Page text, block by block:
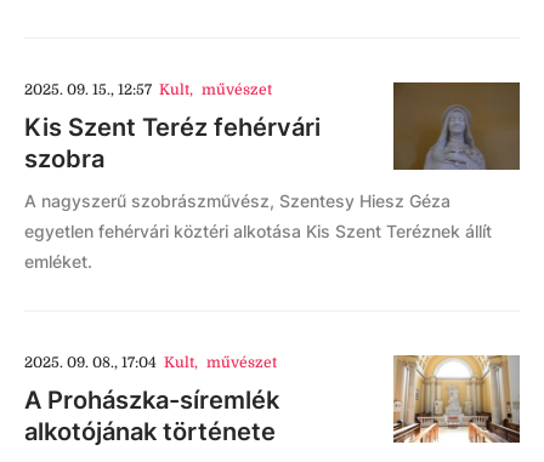
2025. 09. 15., 12:57 Kult, művészet
Kis Szent Teréz fehérvári
szobra
A nagyszerű szobrászművész, Szentesy Hiesz Géza
egyetlen fehérvári köztéri alkotása Kis Szent Teréznek állít
emléket.
2025. 09. 08., 17:04 Kult, művészet
A Prohászka-síremlék
alkotójának története